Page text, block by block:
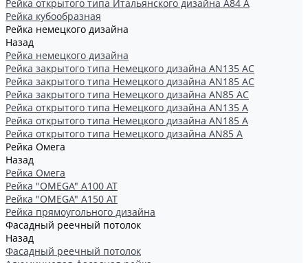
Рейка открытого типа Итальянского дизайна А84 А
Рейка кубообразная
Рейка немецкого дизайна
Назад
Рейка немецкого дизайна
Рейка закрытого типа Немецкого дизайна АN135 АС
Рейка закрытого типа Немецкого дизайна АN185 АС
Рейка закрытого типа Немецкого дизайна АN85 АС
Рейка открытого типа Немецкого дизайна АN135 А
Рейка открытого типа Немецкого дизайна АN185 А
Рейка открытого типа Немецкого дизайна АN85 А
Рейка Омега
Назад
Рейка Омега
Рейка "OMEGA" А100 АТ
Рейка "OMEGA" А150 АТ
Рейка прямоугольного дизайна
Фасадный реечный потолок
Назад
Фасадный реечный потолок